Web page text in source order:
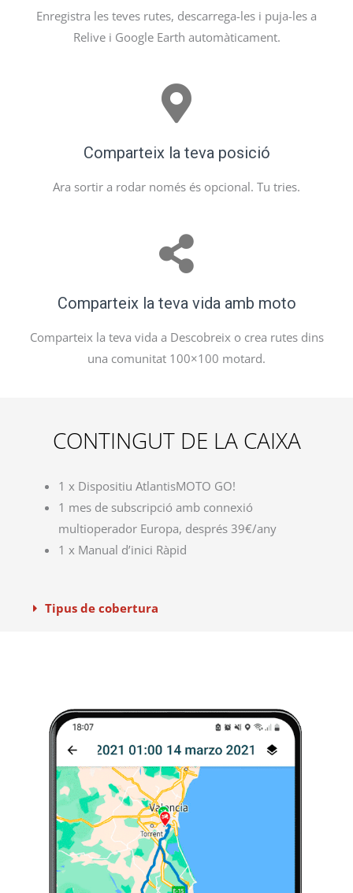
Enregistra les teves rutes, descarrega-les i puja-les a
Relive i Google Earth automàticament.
Comparteix la teva posició
Ara sortir a rodar només és opcional. Tu tries.
Comparteix la teva vida amb moto
Comparteix la teva vida a Descobreix o crea rutes dins
una comunitat 100×100 motard.
CONTINGUT DE LA CAIXA
1 x Dispositiu AtlantisMOTO GO!
1 mes de subscripció amb connexió
multioperador Europa, després 39€/any
1 x Manual d’inici Ràpid
Tipus de cobertura